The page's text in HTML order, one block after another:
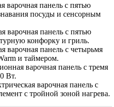
варочная панель с пятью
посуды и сенсорным
варочная панель с пятью
конфорку и гриль.
варочная панель с четырьмя
и таймером.
варочная панель с тремя
Вт.
варочная панель с
с тройной зоной нагрева.